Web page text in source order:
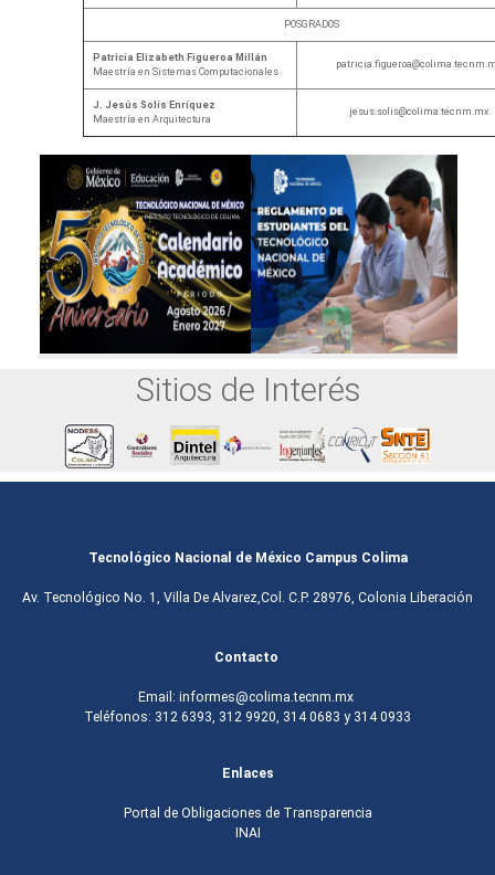
POSGRADOS
Patricia Elizabeth Figueroa Millán
Maestría en Sistemas Computacionales
J. Jesús Solís Enríquez
Maestría en Arquitectura
jesus.solis@colima.tecnm.mx
Sitios de Interés
Tecnológico Nacional de México Campus Colima
Av. Tecnológico No. 1, Villa De Alvarez,Col. C.P. 28976, Colonia Liberación
Contacto
Email: informes@colima.tecnm.mx
Teléfonos: 312 6393, 312 9920, 314 0683 y 314 0933
Enlaces
Portal de Obligaciones de Transparencia
INAI